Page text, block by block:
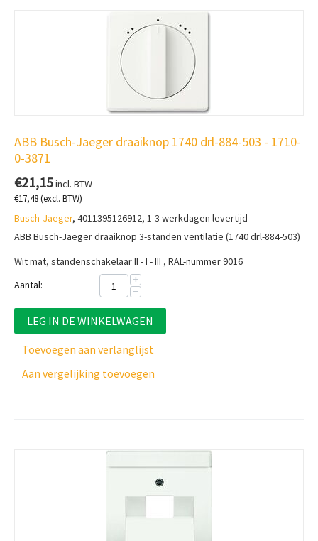
ABB Busch-Jaeger draaiknop 1740 drl-884-503 - 1710-
0-3871
€21,15incl. BTW
€17,48(excl. BTW)
Busch-Jaeger, 4011395126912, 1-3 werkdagen levertijd
ABB Busch-Jaeger draaiknop 3-standen ventilatie (1740 drl-884-503)
Wit mat, standenschakelaar II - I - III , RAL-nummer 9016
Aantal:
+
−
LEG IN DE WINKELWAGEN
Toevoegen aan verlanglijst
Aan vergelijking toevoegen